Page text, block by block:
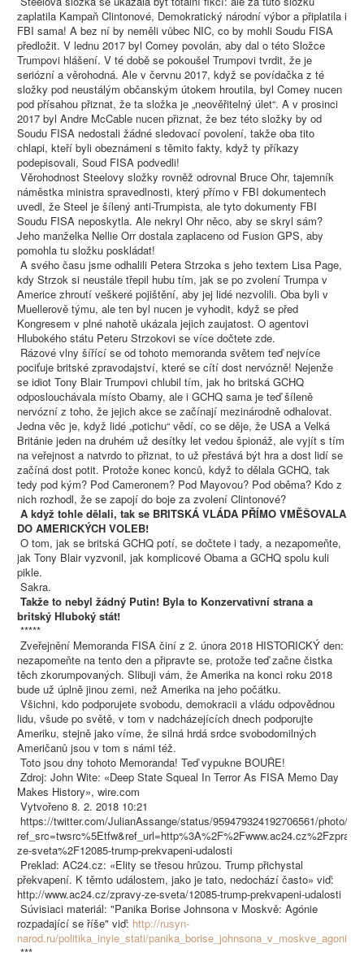
zaplatila Kampaň Clintonové, Demokratický národní výbor a připlatila i
FBI sama! A bez ní by neměli vůbec NIC, co by mohli Soudu FISA
předložit. V lednu 2017 byl Comey povolán, aby dal o této Složce
Trumpovi hlášení. V té době se pokoušel Trumpovi tvrdit, že je
seriózní a věrohodná. Ale v červnu 2017, když se povídačka z té
složky pod neustálým občanským útokem hroutila, byl Comey nucen
pod přísahou přiznat, že ta složka je „neověřitelný úlet“. A v prosinci
2017 byl Andre McCable nucen přiznat, že bez této složky by od
Soudu FISA nedostali žádné sledovací povolení, takže oba tito
chlapi, kteří byli obeznámeni s těmito fakty, když ty příkazy
podepisovali, Soud FISA podvedli!
Věrohodnost Steelovy složky rovněž odrovnal Bruce Ohr, tajemník
náměstka ministra spravedlnosti, který přímo v FBI dokumentech
uvedl, že Steel je šílený anti-Trumpista, ale tyto dokumenty FBI
Soudu FISA neposkytla. Ale nekryl Ohr něco, aby se skryl sám?
Jeho manželka Nellie Orr dostala zaplaceno od Fusion GPS, aby
pomohla tu složku poskládat!
A svého času jsme odhalili Petera Strzoka s jeho textem Lisa Page,
kdy Strzok si neustále třepil hubu tím, jak se po zvolení Trumpa v
Americe zhroutí veškeré pojištění, aby jej lidé nezvolili. Oba byli v
Muellerově týmu, ale ten byl nucen je vyhodit, když se před
Kongresem v plné nahotě ukázala jejich zaujatost. O agentovi
Hlubokého státu Peteru Strzokovi se více dočtete zde.
Rázové vlny šířící se od tohoto memoranda světem teď nejvíce
pociťuje britské zpravodajství, které se cítí dost nervózně! Nejenže
se idiot Tony Blair Trumpovi chlubil tím, jak ho britská GCHQ
odposlouchávala místo Obamy, ale i GCHQ sama je teď šíleně
nervózní z toho, že jejich akce se začínají mezinárodně odhalovat.
Jedna věc je, když lidé „potichu“ vědí, co se děje, že USA a Velká
Británie jeden na druhém už desítky let vedou špionáž, ale vyjít s tím
na veřejnost a natvrdo to přiznat, to už přestává být hra a dost lidí se
začíná dost potit. Protože konec konců, když to dělala GCHQ, tak
tedy pod kým? Pod Cameronem? Pod Mayovou? Pod oběma? Kdo z
nich rozhodl, že se zapojí do boje za zvolení Clintonové?
A když tohle dělali, tak se BRITSKÁ VLÁDA PŘÍMO VMĚŠOVALA
DO AMERICKÝCH VOLEB!
O tom, jak se britská GCHQ potí, se dočtete i tady, a nezapomeňte,
jak Tony Blair vyzvonil, jak komplicové Obama a GCHQ spolu kuli
pikle.
Sakra.
Takže to nebyl žádný Putin! Byla to Konzervativní strana a
britský Hluboký stát!
*****
Zveřejnění Memoranda FISA činí z 2. února 2018 HISTORICKÝ den:
nezapomeňte na tento den a připravte se, protože teď začne čistka
těch zkorumpovaných. Slibuji vám, že Amerika na konci roku 2018
bude už úplně jinou zemi, než Amerika na jeho počátku.
Všichni, kdo podporujete svobodu, demokracii a vládu odpovědnou
lidu, všude po světě, v tom v nadcházejících dnech podporujte
Ameriku, stejně jako víme, že silná hrdá srdce svobodomilných
Američanů jsou v tom s námi též.
Toto jsou dny tohoto Memoranda! Teď vypukne BOUŘE!
Zdroj: John Wite: «Deep State Squeal In Terror As FISA Memo Day
Makes History», wire.com
Vytvořeno 8. 2. 2018 10:21
https://twitter.com/JulianAssange/status/959479324192706561/photo/1?
ref_src=twsrc%5Etfw&ref_url=http%3A%2F%2Fwww.ac24.cz%2Fzpravy-
ze-sveta%2F12085-trump-prekvapeni-udalosti
Preklad: AC24.cz: «Elity se třesou hrůzou. Trump přichystal
překvapení. K těmto událostem, jako je tato, nedochází často» viď:
http://www.ac24.cz/zpravy-ze-sveta/12085-trump-prekvapeni-udalosti
Súvisiaci materiál: "Panika Borise Johnsona v Moskvě: Agónie
rozpadající se říše" viď: http://rusyn-
narod.ru/politika_inyie_stati/
***